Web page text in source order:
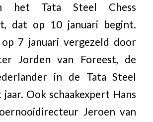
het Tata Steel Chess
dat op 10 januari begint.
7 januari vergezeld door
Jorden van Foreest, de
in de Tata Steel
Ook schaakexpert Hans
Jeroen van